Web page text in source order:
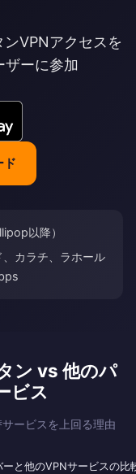
VPNアクセスを
ザーに参加
ド
以降）
カラチ、ラホール
ン vs 他のパ
ビス
ービスを上回る理由
と他のVPNサービスの比